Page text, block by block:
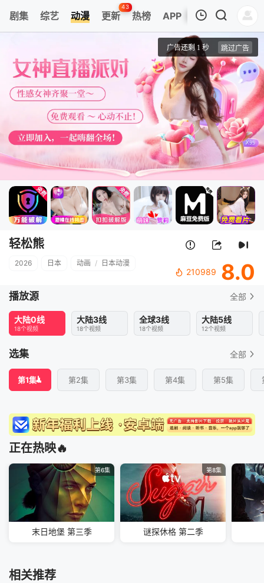
剧集 综艺 动漫 更新
43
热榜 APP
第1集
轻松熊
轻松熊
2026 日本 动画 / 日本动漫
210989 8.0
播放源 全部
大陆0线
18个视频
大陆3线
18个视频
全球3线
18个视频
大陆5线
12个视频
选集 全部
第1集 第2集 第3集 第4集 第5集
正在热映🔥
第6集
末日地堡 第三季
第8集
谜探休格 第二季
相关推荐